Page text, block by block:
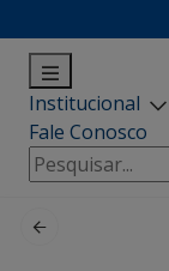
Institucional
Fale Conosco
Pesquisar
por: